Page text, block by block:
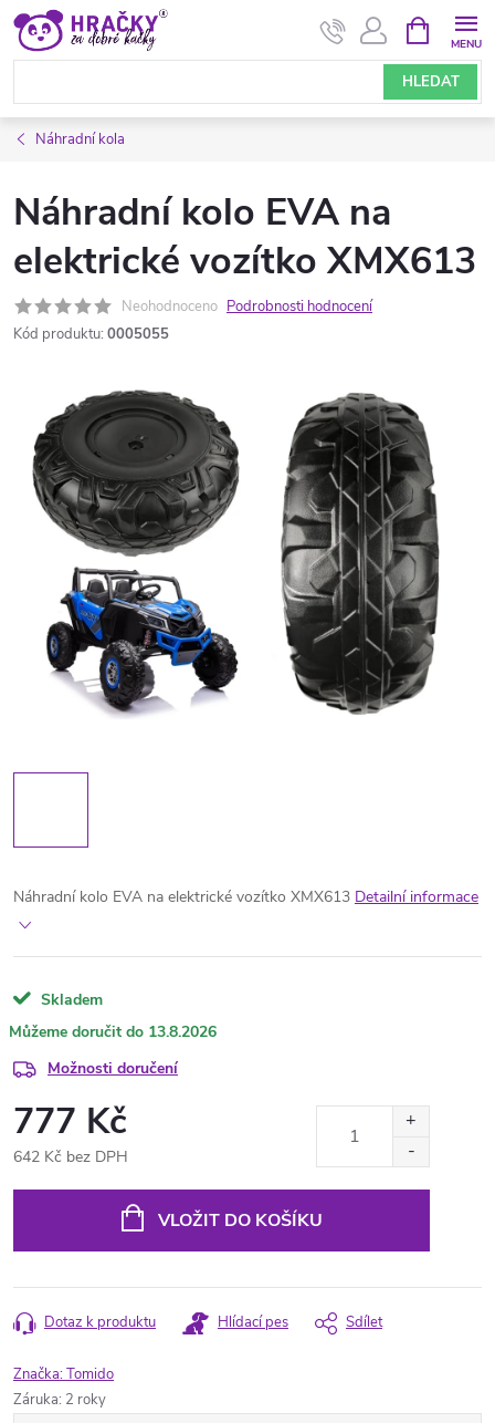
Přejít
obsah
HLEDAT
NÁKUPNÍ
KOŠÍK
Náhradní kola
Náhradní kolo EVA na
elektrické vozítko XMX613
Neohodnoceno Podrobnosti hodnocení
Kód produktu: 0005055
Náhradní kolo EVA na elektrické vozítko XMX613 Detailní informace
Skladem
13.8.2026
Možnosti doručení
777 Kč
642 Kč bez DPH
VLOŽIT DO KOŠÍKU
Dotaz k produktu Hlídací pes Sdílet
Značka:Tomido
Záruka: 2 roky